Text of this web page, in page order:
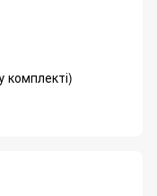
комплекті)